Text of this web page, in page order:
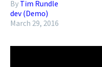
By Tim Rundle
dev (Demo)
March 29, 2016